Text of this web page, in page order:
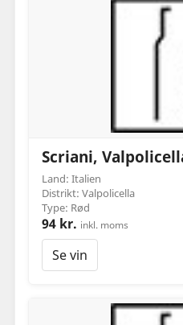
Scriani,
Land: Italien
Distrikt: Valpolicella
Type: Rød
94 kr. inkl. moms
Se vin